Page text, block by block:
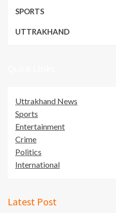
SPORTS
UTTRAKHAND
Uttrakhand News
Sports
Entertainment
Crime
Politics
International
Latest Post